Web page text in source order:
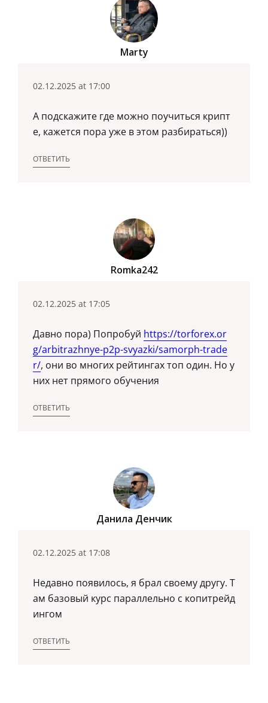
Marty
02.12.2025 at 17:00
А подскажите где можно поучиться крипт
е, кажется пора уже в этом разбираться))
ОТВЕТИТЬ
Romka242
02.12.2025 at 17:05
Давно пора) Попробуй https://torforex.or
g/arbitrazhnye-p2p-svyazki/samorph-trade
r/, они во многих рейтингах топ один. Но у
них нет прямого обучения
ОТВЕТИТЬ
Данила Денчик
02.12.2025 at 17:08
Недавно появилось, я брал своему другу. Т
ам базовый курс параллельно с копитрейд
ингом
ОТВЕТИТЬ